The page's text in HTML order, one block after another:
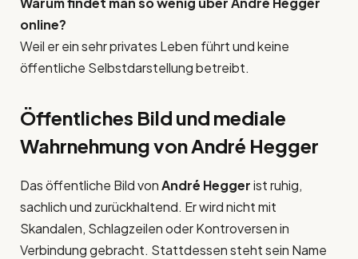
online?
Weil er ein sehr privates Leben führt und keine
öffentliche Selbstdarstellung betreibt.
Öffentliches Bild und mediale
Wahrnehmung von André Hegger
Das öffentliche Bild vonAndré Heggerist ruhig,
sachlich und zurückhaltend. Er wird nicht mit
Skandalen, Schlagzeilen oder Kontroversen in
Verbindung gebracht. Stattdessen steht sein Name